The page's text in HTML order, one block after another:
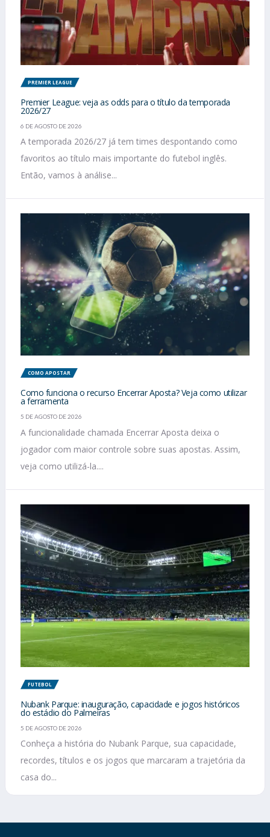
PREMIER LEAGUE
Premier League: veja as odds para o título da temporada
2026/27
6 DE AGOSTO DE 2026
A temporada 2026/27 já tem times despontando como
favoritos ao título mais importante do futebol inglês.
Então, vamos à análise...
COMO APOSTAR
Como funciona o recurso Encerrar Aposta? Veja como utilizar
a ferramenta
5 DE AGOSTO DE 2026
A funcionalidade chamada Encerrar Aposta deixa o
jogador com maior controle sobre suas apostas. Assim,
veja como utilizá-la....
FUTEBOL
Nubank Parque: inauguração, capacidade e jogos históricos
do estádio do Palmeiras
5 DE AGOSTO DE 2026
Conheça a história do Nubank Parque, sua capacidade,
recordes, títulos e os jogos que marcaram a trajetória da
casa do...